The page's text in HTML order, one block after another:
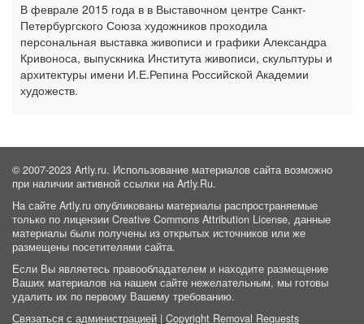
В феврале 2015 года в в Выставочном центре Санкт-
Петербургского Союза художников проходила
персональная выставка живописи и графики Александра
Кривоноса, выпускника Института живописи, скульптуры и
архитектуры имени И.Е.Репина Российской Академии
художеств.
© 2007-2023 Artly.ru. Использование материалов сайта возможно
при наличии активной ссылки на Artly.Ru.
На сайте Artly.ru опубликованы материалы распространяемые
только по лицензии Creative Commons Attribution License, данные
материалы были получены из открытых источников или же
размещены посетителями сайта.
Если Вы являетесь правообладателем и находите размещение
Ваших материалов на нашем сайте нежелательным, мы готовы
удалить их по первому Вашему требованию.
Связаться с администрацией | Copyright Removal Requests